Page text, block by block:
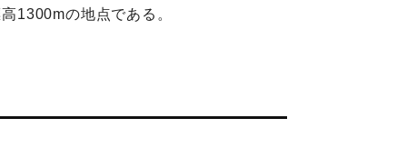
1300mの地点である。